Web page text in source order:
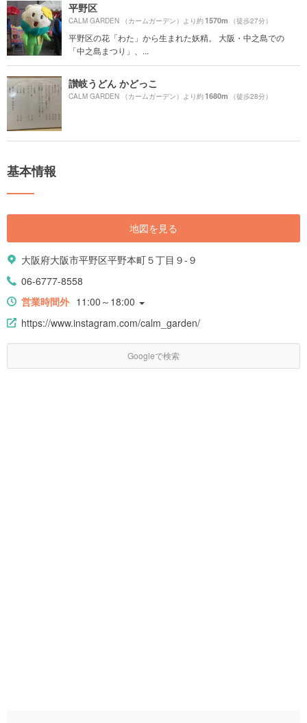
平野区
CALM GARDEN （カームガーデン）より約1570m （徒歩27分）
平野区の花「わた」から生まれた妖精。 大阪・中之島での
「中之島まつり」、...
讃岐うどん かどっこ
CALM GARDEN （カームガーデン）より約1680m （徒歩28分）
基本情報
地図を見る
大阪府大阪市平野区平野本町５丁目９-９
06-6777-8558
営業時間外 11:00～18:00
https://www.instagram.com/calm_garden/
Googleで検索